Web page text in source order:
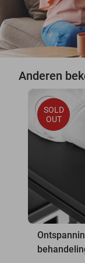
Anderen
SOLD
OUT